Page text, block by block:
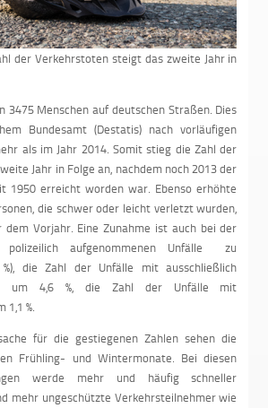
der Verkehrstoten steigt das zweite Jahr in
3475 Menschen auf deutschen Straßen. Dies
Bundesamt (Destatis) nach vorläufigen
als im Jahr 2014. Somit stieg die Zahl der
Jahr in Folge an, nachdem noch 2013 der
1950 erreicht worden war. Ebenso erhöhte
die schwer oder leicht verletzt wurden,
dem Vorjahr. Eine Zunahme ist auch bei der
polizeilich aufgenommenen Unfälle zu
die Zahl der Unfälle mit ausschließlich
um 4,6 %, die Zahl der Unfälle mit
1,1 %.
für die gestiegenen Zahlen sehen die
Frühling- und Wintermonate. Bei diesen
werde mehr und häufig schneller
mehr ungeschützte Verkehrsteilnehmer wie